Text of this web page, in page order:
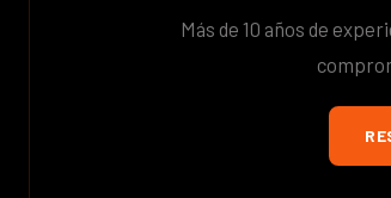
Más de 10 años de